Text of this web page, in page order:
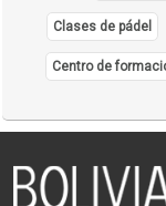
Productos Naturales
Clases de pádel
Centro de